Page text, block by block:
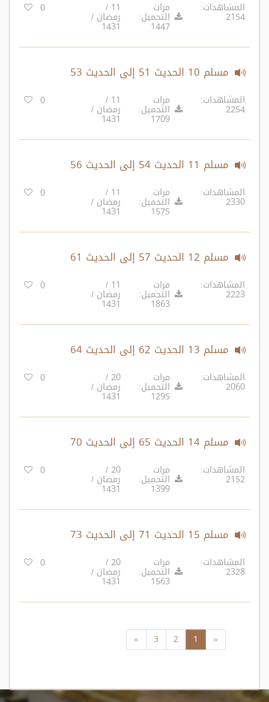
المشاهدات:
2154
مرات
التحميل:
1447
11 /
رمضان /
1431
0
مسلم 10 الحديث 51 إلى الحديث 53
المشاهدات:
2254
مرات
التحميل:
1709
11 /
رمضان /
1431
0
مسلم 11 الحديث 54 إلى الحديث 56
المشاهدات:
2330
مرات
التحميل:
1575
11 /
رمضان /
1431
0
مسلم 12 الحديث 57 إلى الحديث 61
المشاهدات:
2223
مرات
التحميل:
1863
11 /
رمضان /
1431
0
مسلم 13 الحديث 62 إلى الحديث 64
المشاهدات:
2060
مرات
التحميل:
1295
20 /
رمضان /
1431
0
مسلم 14 الحديث 65 إلى الحديث 70
المشاهدات:
2152
مرات
التحميل:
1399
20 /
رمضان /
1431
0
مسلم 15 الحديث 71 إلى الحديث 73
المشاهدات:
2328
مرات
التحميل:
1563
20 /
رمضان /
1431
0
«
1
2
3
»